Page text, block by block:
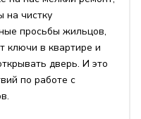
на чистку
просьбы жильцов,
ключи в квартире и
дверь. И это
по работе с